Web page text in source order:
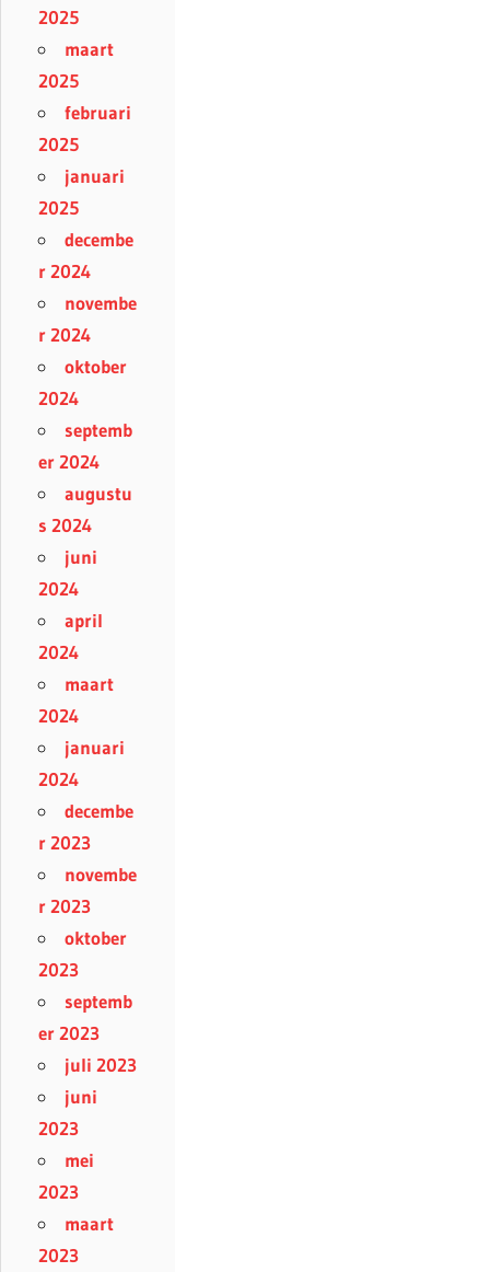
2025
maart
2025
februari
2025
januari
2025
decembe
r 2024
novembe
r 2024
oktober
2024
septemb
er 2024
augustu
s 2024
juni
2024
april
2024
maart
2024
januari
2024
decembe
r 2023
novembe
r 2023
oktober
2023
septemb
er 2023
juli 2023
juni
2023
mei
2023
maart
2023